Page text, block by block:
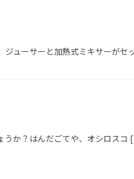
ューサーと加熱式ミキサーがセ
うか？はんだごてや、オシロスコ